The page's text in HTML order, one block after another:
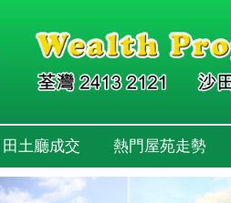
田土廳成交 熱門屋苑走勢